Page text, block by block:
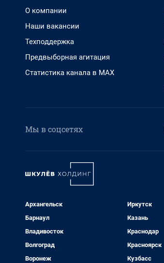
О компании
Наши вакансии
Техподдержка
Предвыборная агитация
Статистика канала в MAX
Мы в соцсетях
Архангельск
Барнаул
Владивосток
Волгоград
Воронеж
Иркутск
Казань
Краснодар
Красноярск
Кузбасс